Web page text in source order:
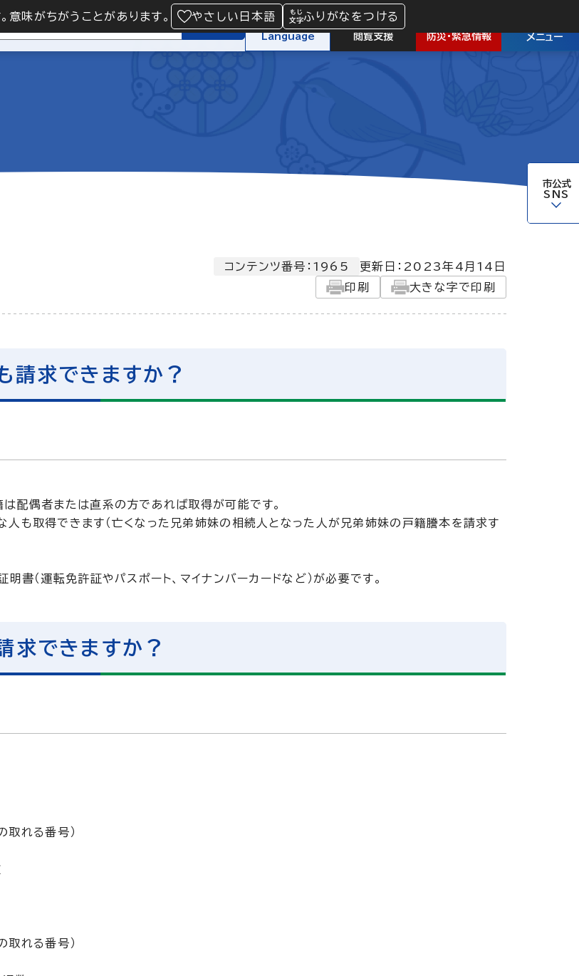
意味がちがうことがあります。 やさしい日本語 ふりがなをつける
検索
Language 閲覧支援 防災・緊急情報 メニュー
市公式
SNS
コンテンツ番号：1965 更新日： 2023年4月14日
印刷
大きな字で印刷
請求できますか？
配偶者または直系の方であれば取得が可能です。
も取得できます（亡くなった兄弟姉妹の相続人となった人が兄弟姉妹の戸籍謄本を請求す
書（運転免許証やパスポート、マイナンバーカードなど）が必要です。
求できますか？
取れる番号）
取れる番号）